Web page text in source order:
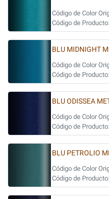
Código de Color
Código de Producto:
BLU MIDNIGHT
Código de Color
Código de Producto:
BLU ODISSEA
Código de Color
Código de Producto:
BLU PETROLIO
Código de Color
Código de Producto: